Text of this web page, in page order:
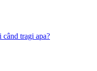
tragi apa?